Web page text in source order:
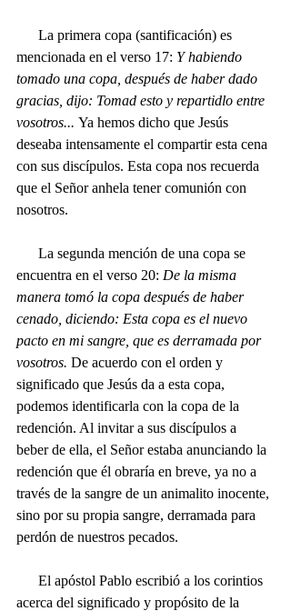
mencionada en el verso 17: Y habiendo
tomado una copa, después de haber dado
gracias, dijo: Tomad esto y repartidlo entre
vosotros... Ya hemos dicho que Jesús
deseaba intensamente el compartir esta cena
con sus discípulos. Esta copa nos recuerda
que el Señor anhela tener comunión con
nosotros.
encuentra en el verso 20: De la misma
manera tomó la copa después de haber
cenado, diciendo: Esta copa es el nuevo
pacto en mi sangre, que es derramada por
vosotros. De acuerdo con el orden y
significado que Jesús da a esta copa,
podemos identificarla con la copa de la
redención. Al invitar a sus discípulos a
beber de ella, el Señor estaba anunciando la
redención que él obraría en breve, ya no a
través de la sangre de un animalito inocente,
sino por su propia sangre, derramada para
perdón de nuestros pecados.
acerca del significado y propósito de la